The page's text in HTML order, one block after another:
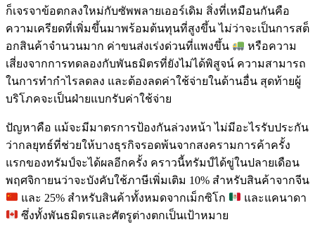
ก็เจรจาข้อตกลงใหม่กับซัพพลายเออร์เดิม สิ่งที่เหมือนกันคือ
ความเครียดที่เพิ่มขึ้นมาพร้อมต้นทุนที่สูงขึ้น ไม่ว่าจะเป็นการสต็
อกสินค้าจำนวนมาก ค่าขนส่งเร่งด่วนที่แพงขึ้น
หรือความ
เสี่ยงจากการทดลองกับพันธมิตรที่ยังไม่ได้พิสูจน์ ความสามารถ
ในการทำกำไรลดลง และต้องลดค่าใช้จ่ายในด้านอื่น สุดท้ายผู้
บริโภคจะเป็นฝ่ายแบกรับค่าใช้จ่าย
ปัญหาคือ แม้จะมีมาตรการป้องกันล่วงหน้า ไม่มีอะไรรับประกัน
ว่ากลยุทธ์ที่ช่วยให้บางธุรกิจรอดพ้นจากสงครามการค้าครั้ง
แรกของทรัมป์จะได้ผลอีกครั้ง คราวนี้ทรัมป์ได้ขู่ในปลายเดือน
พฤศจิกายนว่าจะบังคับใช้ภาษีเพิ่มเติม 10% สำหรับสินค้าจากจีน
และ 25% สำหรับสินค้าทั้งหมดจากเม็กซิโก
และแคนาดา
ซึ่งทั้งพันธมิตรและศัตรูต่างตกเป็นเป้าหมาย